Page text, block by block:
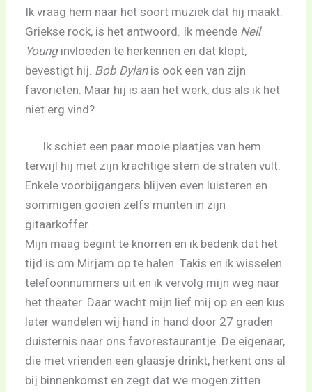
Ik vraag hem naar het soort muziek dat hij maakt.
Griekse rock, is het antwoord. Ik meende Neil
Younginvloeden te herkennen en dat klopt,
bevestigt hij. Bob Dylanis ook een van zijn
favorieten. Maar hij is aan het werk, dus als ik het
niet erg vind?
Ik schiet een paar mooie plaatjes van hem
terwijl hij met zijn krachtige stem de straten vult.
Enkele voorbijgangers blijven even luisteren en
sommigen gooien zelfs munten in zijn
gitaarkoffer.
Mijn maag begint te knorren en ik bedenk dat het
tijd is om Mirjam op te halen. Takis en ik wisselen
telefoonnummers uit en ik vervolg mijn weg naar
het theater. Daar wacht mijn lief mij op en een kus
later wandelen wij hand in hand door 27 graden
duisternis naar ons favorestaurantje. De eigenaar,
die met vrienden een glaasje drinkt, herkent ons al
bij binnenkomst en zegt dat we mogen zitten